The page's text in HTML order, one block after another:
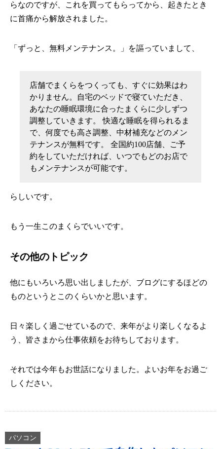
らなのですが、これを買ってもらってから、起きたとき
に首痛から解放されました。
「ずっと、無料メンテナンス。」を謳っていまして、
店舗でまくらをつくっても、すぐに効果はわ
かりません。自宅のベッドで寝ていただき、
あなたの睡眠環境に合ったまくらに少しずつ
調整していきます。 快適な睡眠を得られるま
で、何度でも高さ調整、中材補充などのメン
テナンスが無料です。 全国約100店舗、ご予
約をしていただければ、いつでもどのお店で
もメンテナンスが可能です。
らしいです。
もう一生このまくらでいいです。
その他のトピック
他にもいろいろ思い出しましたが、ブログにするほどの
ものというとこのくらいかと思います。
日々楽しく過ごせているので、来年がより楽しくなるよ
う、皆さまから仕事依頼をお待ちしております。
それでは今年もお世話になりました。よいお年をお過ご
しください。
パソコン